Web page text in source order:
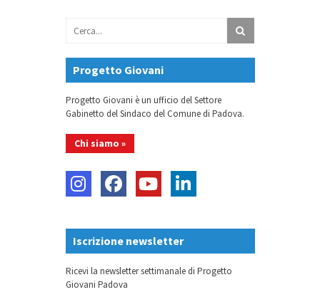
Progetto Giovani
Progetto Giovani è un ufficio del Settore
Gabinetto del Sindaco del Comune di Padova.
Chi siamo »
Iscrizione newsletter
Ricevi la newsletter settimanale di Progetto
Giovani Padova